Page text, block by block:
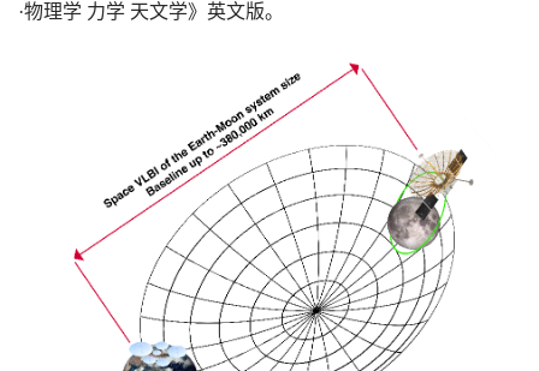
·物理学 力学 天文学》英文版。